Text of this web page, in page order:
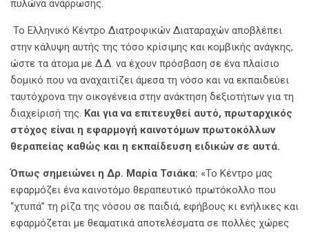
πυλώνα ανάρρωσης.
Το Ελληνικό Κέντρο Διατροφικών Διαταραχών αποβλέπει
στην κάλυψη αυτής της τόσο κρίσιμης και κομβικής ανάγκης,
ώστε τα άτομα με Δ.Δ. να έχουν πρόσβαση σε ένα πλαίσιο
δομικό που να αναχαιτίζει άμεσα τη νόσο και να εκπαιδεύει
ταυτόχρονα την οικογένεια στην ανάκτηση δεξιοτήτων για τη
διαχείρισή της. Και για να επιτευχθεί αυτό, πρωταρχικός
στόχος είναι η εφαρμογή καινοτόμων πρωτοκόλλων
θεραπείας καθώς και η εκπαίδευση ειδικών σε αυτά.
Όπως σημειώνει η Δρ. Μαρία Τσιάκα: «Το Κέντρο μας
εφαρμόζει ένα καινοτόμο θεραπευτικό πρωτόκολλο που
“χτυπά” τη ρίζα της νόσου σε παιδιά, εφήβους κι ενήλικες και
εφαρμόζεται με θεαματικά αποτελέσματα σε πολλές χώρες